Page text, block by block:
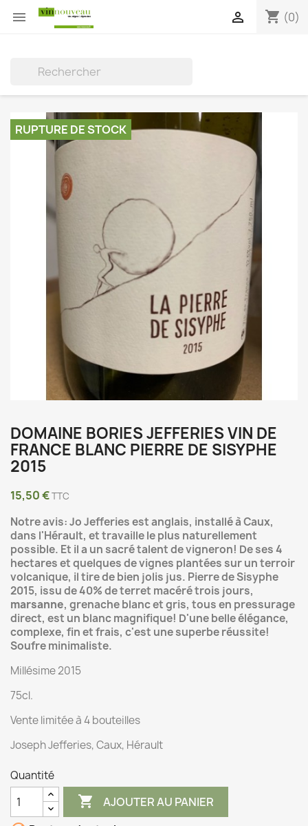
 shopping_cart (0)


RUPTURE DE STOCK
DOMAINE BORIES JEFFERIES VIN DE
FRANCE BLANC PIERRE DE SISYPHE
2015
15,50 €TTC
Notre avis: Jo Jefferies est anglais, installé à Caux,
dans l'Hérault, et travaille le plus naturellement
possible. Et il a un sacré talent de vigneron! De ses 4
hectares et quelques de vignes plantées sur un terroir
volcanique, il tire de bien jolis jus. Pierre de Sisyphe
2015, issu de 40% de terret macéré trois jours,
marsanne, grenache blanc et gris, tous en pressurage
direct, est un blanc magnifique! D'une belle élégance,
complexe, fin et frais, c'est une superbe réussite!
Soufre minimaliste.
Millésime 2015
75cl.
Vente limitée à 4 bouteilles
Joseph Jefferies, Caux, Hérault
Quantité
 AJOUTER AU PANIER